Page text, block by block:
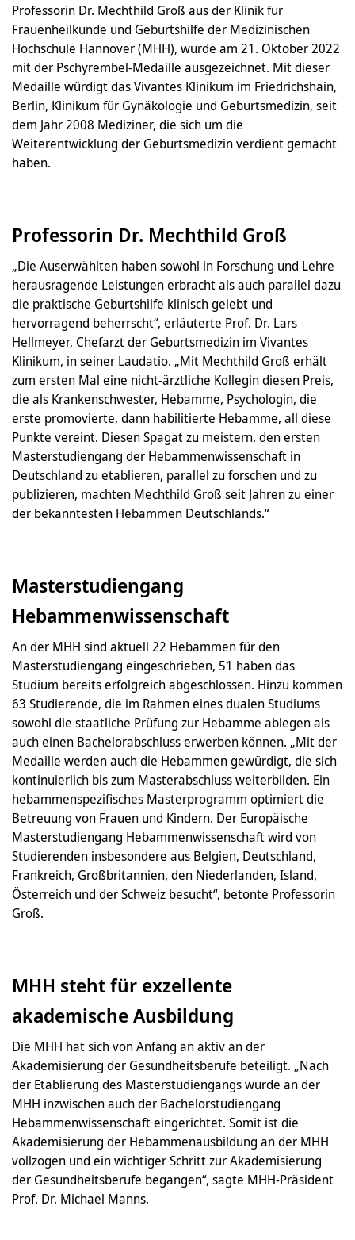
Professorin Dr. Mechthild Groß aus der Klinik für
Frauenheilkunde und Geburtshilfe der Medizinischen
Hochschule Hannover (MHH), wurde am 21. Oktober 2022
mit der Pschyrembel-Medaille ausgezeichnet. Mit dieser
Medaille würdigt das Vivantes Klinikum im Friedrichshain,
Berlin, Klinikum für Gynäkologie und Geburtsmedizin, seit
dem Jahr 2008 Mediziner, die sich um die
Weiterentwicklung der Geburtsmedizin verdient gemacht
haben.
Professorin Dr. Mechthild Groß
„Die Auserwählten haben sowohl in Forschung und Lehre
herausragende Leistungen erbracht als auch parallel dazu
die praktische Geburtshilfe klinisch gelebt und
hervorragend beherrscht“, erläuterte Prof. Dr. Lars
Hellmeyer, Chefarzt der Geburtsmedizin im Vivantes
Klinikum, in seiner Laudatio. „Mit Mechthild Groß erhält
zum ersten Mal eine nicht-ärztliche Kollegin diesen Preis,
die als Krankenschwester, Hebamme, Psychologin, die
erste promovierte, dann habilitierte Hebamme, all diese
Punkte vereint. Diesen Spagat zu meistern, den ersten
Masterstudiengang der Hebammenwissenschaft in
Deutschland zu etablieren, parallel zu forschen und zu
publizieren, machten Mechthild Groß seit Jahren zu einer
der bekanntesten Hebammen Deutschlands.“
Masterstudiengang
Hebammenwissenschaft
An der MHH sind aktuell 22 Hebammen für den
Masterstudiengang eingeschrieben, 51 haben das
Studium bereits erfolgreich abgeschlossen. Hinzu kommen
63 Studierende, die im Rahmen eines dualen Studiums
sowohl die staatliche Prüfung zur Hebamme ablegen als
auch einen Bachelorabschluss erwerben können. „Mit der
Medaille werden auch die Hebammen gewürdigt, die sich
kontinuierlich bis zum Masterabschluss weiterbilden. Ein
hebammenspezifisches Masterprogramm optimiert die
Betreuung von Frauen und Kindern. Der Europäische
Masterstudiengang Hebammenwissenschaft wird von
Studierenden insbesondere aus Belgien, Deutschland,
Frankreich, Großbritannien, den Niederlanden, Island,
Österreich und der Schweiz besucht“, betonte Professorin
Groß.
MHH steht für exzellente
akademische Ausbildung
Die MHH hat sich von Anfang an aktiv an der
Akademisierung der Gesundheitsberufe beteiligt. „Nach
der Etablierung des Masterstudiengangs wurde an der
MHH inzwischen auch der Bachelorstudiengang
Hebammenwissenschaft eingerichtet. Somit ist die
Akademisierung der Hebammenausbildung an der MHH
vollzogen und ein wichtiger Schritt zur Akademisierung
der Gesundheitsberufe begangen“, sagte MHH-Präsident
Prof. Dr. Michael Manns.